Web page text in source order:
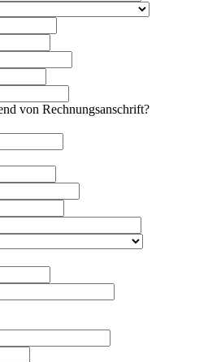
von Rechnungsanschrift?